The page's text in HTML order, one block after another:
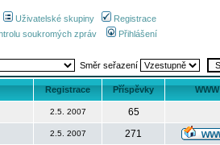
Uživatelské skupiny
Registrace
soukromých zpráv Přihlášení
Směr seřazení
Registrace Příspěvky WWW
2.5. 2007
65
2.5. 2007
271